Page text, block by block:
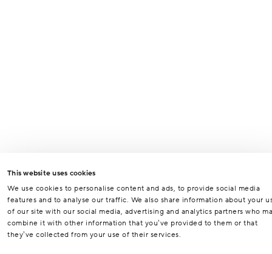
This website uses cookies
We use cookies to personalise content and ads, to provide social media
features and to analyse our traffic. We also share information about your
of our site with our social media, advertising and analytics partners who
combine it with other information that you’ve provided to them or that
they’ve collected from your use of their services.